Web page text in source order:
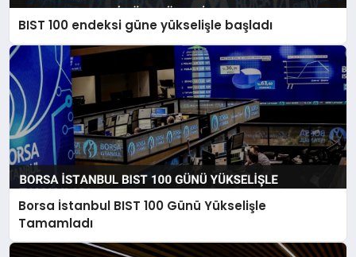
BIST 100 endeksi güne yükselişle başladı
Borsa İstanbul BIST 100 Günü Yükselişle
Tamamladı